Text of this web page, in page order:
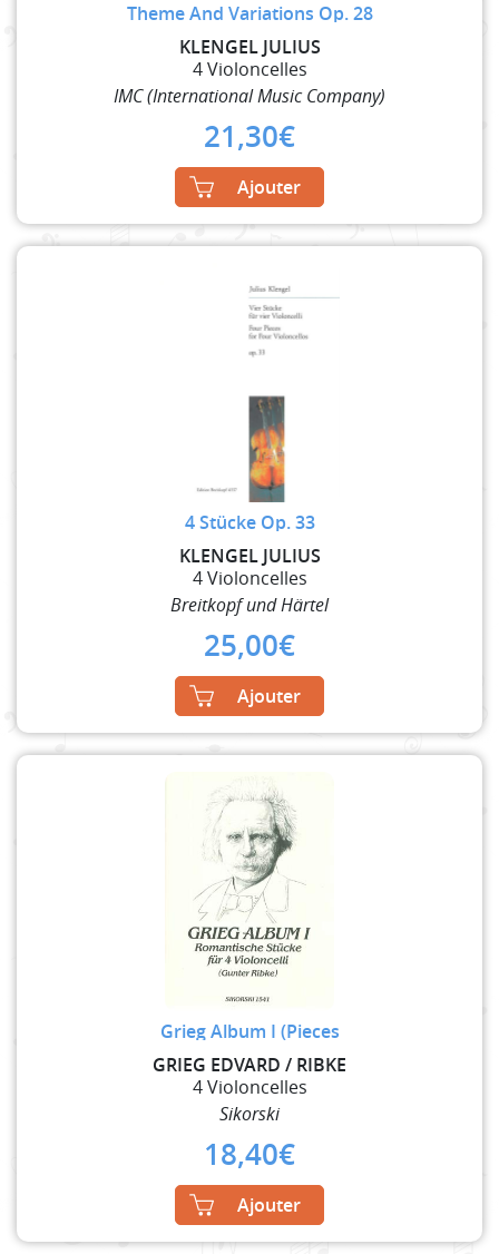
Theme And Variations Op. 28
KLENGEL JULIUS
4 Violoncelles
IMC (International Music Company)
21,30€
Ajouter
4 Stücke Op. 33
KLENGEL JULIUS
4 Violoncelles
Breitkopf und Härtel
25,00€
Ajouter
Grieg Album I (Pieces
GRIEG EDVARD / RIBKE
4 Violoncelles
Sikorski
18,40€
Ajouter